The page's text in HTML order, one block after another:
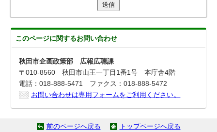
送信
このページに関するお問い合わせ
秋田市企画政策部 広報広聴課
〒010-8560 秋田市山王一丁目1番1号 本庁舎4階
電話：018-888-5471 ファクス：018-888-5472
お問い合わせは専用フォームをご利用ください。
前のページへ戻る トップページへ戻る